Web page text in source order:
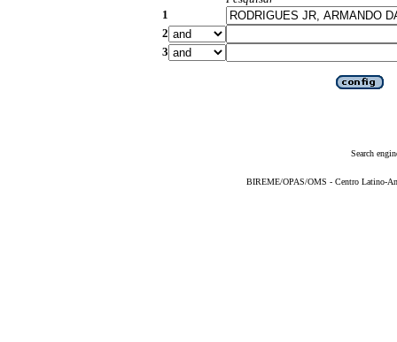
1
2
3
Search
BIREME/OPAS/OMS - Centro Latino-